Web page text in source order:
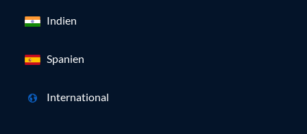
Indien
Spanien
International